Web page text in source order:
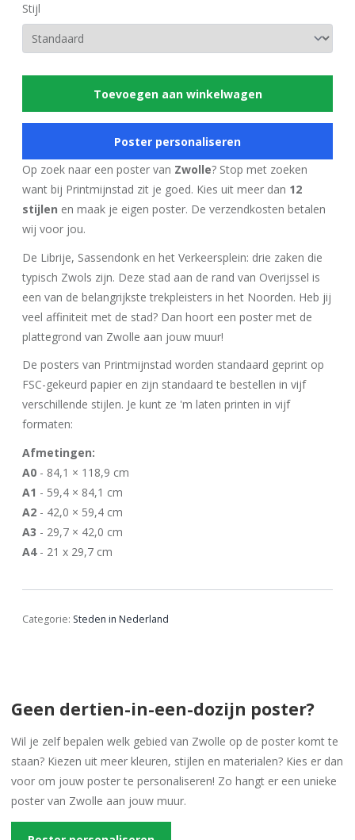
Stijl
Toevoegen aan winkelwagen
Poster personaliseren
Op zoek naar een poster van Zwolle? Stop met zoeken
want bij Printmijnstad zit je goed. Kies uit meer dan 12
stijlen en maak je eigen poster. De verzendkosten betalen
wij voor jou.
De Librije, Sassendonk en het Verkeersplein: drie zaken die
typisch Zwols zijn. Deze stad aan de rand van Overijssel is
een van de belangrijkste trekpleisters in het Noorden. Heb jij
veel affiniteit met de stad? Dan hoort een poster met de
plattegrond van Zwolle aan jouw muur!
De posters van Printmijnstad worden standaard geprint op
FSC-gekeurd papier en zijn standaard te bestellen in vijf
verschillende stijlen. Je kunt ze 'm laten printen in vijf
formaten:
Afmetingen:
A0 - 84,1 × 118,9 cm
A1 - 59,4 × 84,1 cm
A2 - 42,0 × 59,4 cm
A3 - 29,7 × 42,0 cm
A4- 21 x 29,7 cm
Categorie: Steden in Nederland
Geen dertien-in-een-dozijn poster?
Wil je zelf bepalen welk gebied van Zwolle op de poster komt te
staan? Kiezen uit meer kleuren, stijlen en materialen? Kies er dan
voor om jouw poster te personaliseren! Zo hangt er een unieke
poster van Zwolle aan jouw muur.